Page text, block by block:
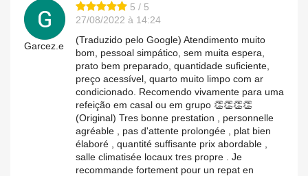
Garcez.e
5 / 5
27/08/2022 à 14:24
(Traduzido pelo Google) Atendimento muito
bom, pessoal simpático, sem muita espera,
prato bem preparado, quantidade suficiente,
preço acessível, quarto muito limpo com ar
condicionado. Recomendo vivamente para uma
refeição em casal ou em grupo 👏👏👏👏
(Original) Tres bonne prestation , personnelle
agréable , pas d'attente prolongée , plat bien
élaboré , quantité suffisante prix abordable ,
salle climatisée locaux tres propre . Je
recommande fortement pour un repat en